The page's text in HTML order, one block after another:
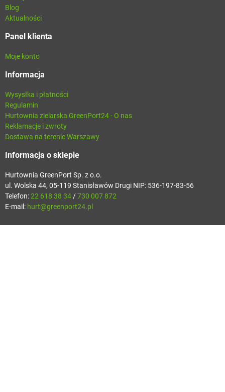
Blog
Aktualności
Panel klienta
Moje konto
Informacja
Wysysłka i płatności
Regulamin
Hurtownia zielarska GreenPort24 - O nas
Reklamacje i zwroty
Dostawa na terenie Warszawy
Informacja o sklepie
Hurtownia GreenPort Sp. z o.o.
ul. Wolska 44, 05-119 Stanisławów Drugi NIP: 536-197-83-56
Telefon:22 618 38 34/730 007 872
E-mail: hurt@greenport24.pl